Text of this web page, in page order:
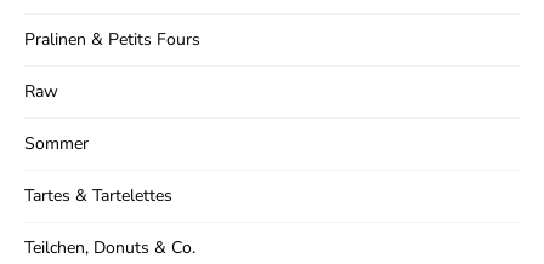
Pralinen & Petits Fours
Raw
Sommer
Tartes & Tartelettes
Teilchen, Donuts & Co.